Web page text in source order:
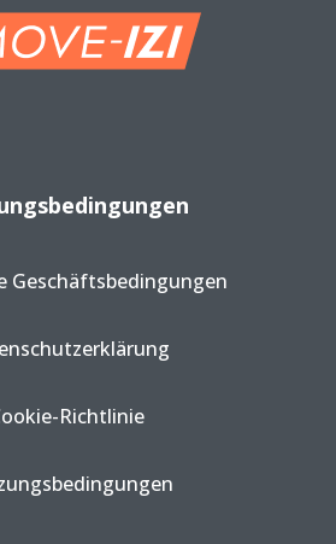
Geschäftsbedingungen
Richtlinie